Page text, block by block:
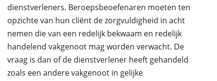
dienstverleners. Beroepsbeoefenaren moeten ten
opzichte van hun cliënt de zorgvuldigheid in acht
nemen die van een redelijk bekwaam en redelijk
handelend vakgenoot mag worden verwacht. De
vraag is dan of de dienstverlener heeft gehandeld
zoals een andere vakgenoot in gelijke